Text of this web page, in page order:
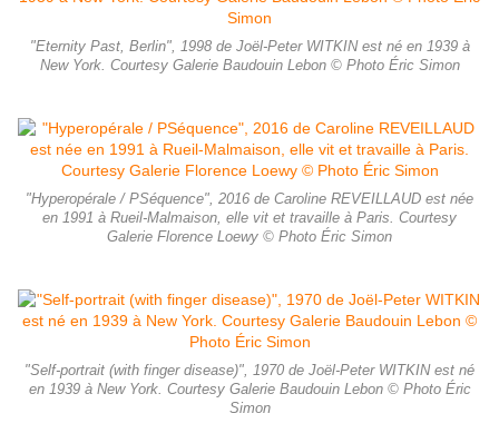
"Eternity Past, Berlin", 1998 de Joël-Peter WITKIN est né en 1939 à
New York. Courtesy Galerie Baudouin Lebon © Photo Éric Simon
"Hyperopérale / PSéquence", 2016 de Caroline REVEILLAUD est née
en 1991 à Rueil-Malmaison, elle vit et travaille à Paris. Courtesy
Galerie Florence Loewy © Photo Éric Simon
"Self-portrait (with finger disease)", 1970 de Joël-Peter WITKIN est né
en 1939 à New York. Courtesy Galerie Baudouin Lebon © Photo Éric
Simon